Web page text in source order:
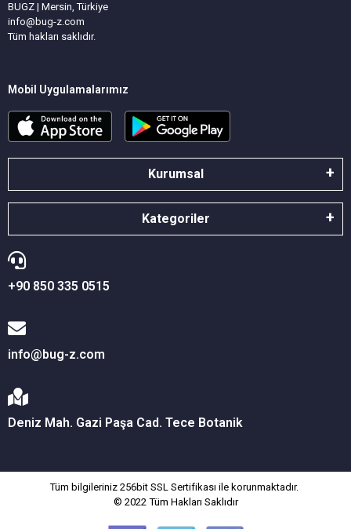
BUGZ | Mersin, Türkiye
info@bug-z.com
Tüm hakları saklıdır.
Mobil Uygulamalarımız
Kurumsal
Kategoriler
+90 850 335 0515
info@bug-z.com
Deniz Mah. Gazi Paşa Cad. Tece Botanik
Tüm bilgileriniz 256bit SSL Sertifikası ile korunmaktadır.
© 2022 Tüm Hakları Saklıdır